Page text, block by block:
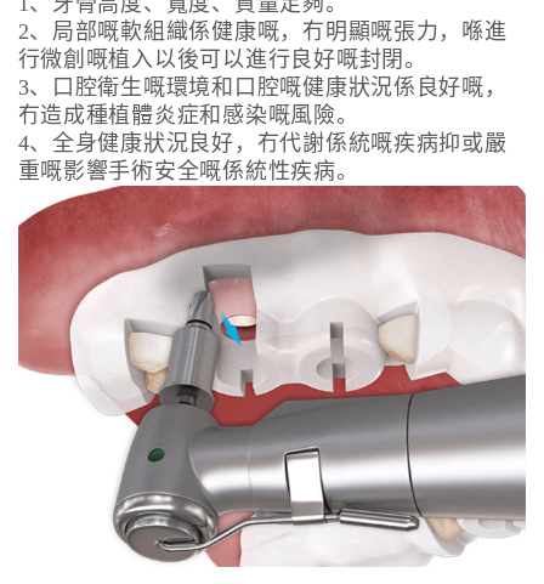
2、局部嘅軟組織係健康嘅，冇明顯嘅張力，喺進
行微創嘅植入以後可以進行良好嘅封閉。
3、口腔衛生嘅環境和口腔嘅健康狀況係良好嘅，
冇造成種植體炎症和感染嘅風險。
4、全身健康狀況良好，冇代謝係統嘅疾病抑或嚴
重嘅影響手術安全嘅係統性疾病。